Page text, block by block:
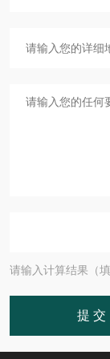
请输入计算结果（